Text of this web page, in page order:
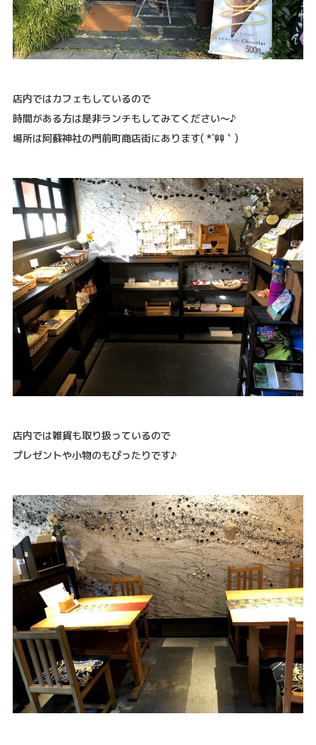
店内ではカフェもしているので
時間がある方は是非ランチもしてみてください～♪
場所は阿蘇神社の門前町商店街にあります( *´艸｀)
店内では雑貨も取り扱っているので
プレゼントや小物のもぴったりです♪